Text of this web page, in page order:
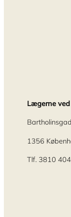
Lægerne ved
1356
Tlf. 3810